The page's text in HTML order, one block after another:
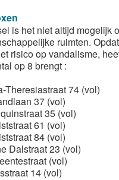
is het niet altijd mogelijk
ruimten.
risico op vandalisme,
op 8 brengt :
Theresiastraat 74 (vol)
37 (vol)
35 (vol)
61 (vol)
84 (vol)
Dalstraat 23 (vol)
(vol)
14 (vol)